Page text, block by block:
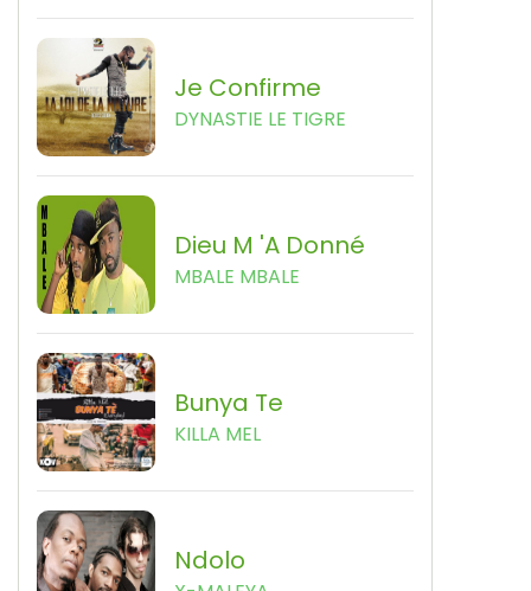
Je Confirme
DYNASTIE LE TIGRE
Dieu M 'a Donné
MBALE MBALE
Bunya Te
KILLA MEL
Ndolo